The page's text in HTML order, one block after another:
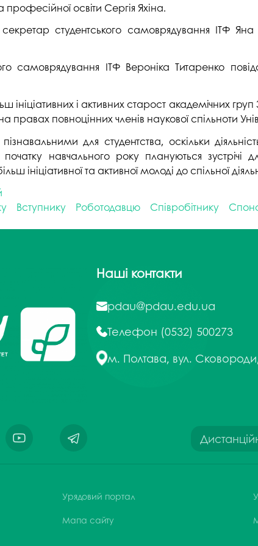
освіти Сергія Яхіна.
студентського самоврядування ІТФ
самоврядування ІТФ Вероніка Титаренко
і активних старост академічних
правах повноцінних членів наукової спільноти
пізнавальними для студентства, оскільки
початку навчального року плануються
ініціативної та активної молоді до спільної
Вступнику Роботодавцю Співробітнику
Наші контакти
pdau@pdau.edu.ua
Телефон (0532) 500273
м. Полтава, вул.
Урядовий портал
Мапа сайту